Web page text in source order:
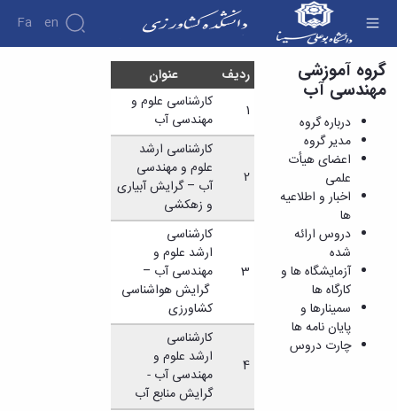
Fa En
چارت دروس - دانشکده کشاورزی
گروه آموزشی
مهندسی آب
درباره گروه
مدیر گروه
اعضای هیأت
علمی
اخبار و اطلاعیه
ها
دروس ارائه
شده
آزمایشگاه ها و
کارگاه ها
سمینارها و
پایان نامه ها
چارت دروس
ردیف عنوان
1
کارشناسی علوم و
مهندسی آب
2
کارشناسی ارشد
علوم و مهندسی
آب – گرایش آبیاری
و زهکشی
3
کارشناسی
ارشد علوم و
مهندسی آب –
گرایش هواشناسی
کشاورزی
4
کارشناسی
ارشد علوم و
مهندسی آب -
گرایش منابع آب